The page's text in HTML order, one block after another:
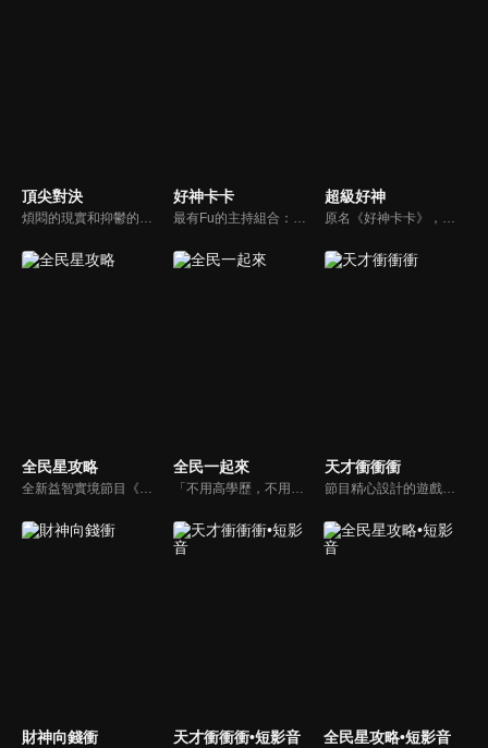
頂尖對決
煩悶的現實和抑鬱的社會，你需要的就是笑、大聲笑、開口笑，《頂尖對決》就要你笑到落ㄟ骸，最具綜藝實力的庹宗康，和喜感十足的納豆各自領軍對抗，藝人搞笑pk笑果十足，《頂尖對決》讓你忘掉一週煩惱！
好神卡卡
最有Fu的主持組合：「A咖天王」徐乃麟+「好神天心」朱芯儀+「真理大學校花」洪棠+「台大獸醫碩士」LYDIA。遊戲的層層關卡，來賓必須要和主持人比反應，比記憶，比機智，比膽識，幸運女神的眷顧與遠離永遠都是個未知數！
超級好神
原名《好神卡卡》，後改名為《超級好神》，是一檔益智類綜藝節目，由「A咖天王」徐乃麟搭配黃鐙輝主持。「好神智慧王」、「好神記憶王」、「誰是爆點王」、「好神送好禮」四個單元，讓來賓一較高下。比反應，比記憶，比機智，比膽識，幸運女神的眷顧與遠離永遠都是個未知數！
全民星攻略
全新益智實境節目《全民星攻略》，由館長曾國城擔任把關者，考驗著每個來挑戰九宮格益智遊戲藝人明星。想要攻略九宮格關卡，透過創意聯想、邏輯推理、理想分析，才有機會獲取智慧星幣，帶走夢幻大獎。
全民一起來
「不用高學歷，不用會答題，全民一起來，獎金拿不完！」《全民一起來》是一檔結合手機遊戲的大型現場直播益智節目，「記憶、觀察、反應、平衡、敏捷...」，多道關卡考驗挑戰者的多元智能及體能，見證藝人明星各項不可思議的挑戰。
天才衝衝衝
節目精心設計的遊戲內容，包括深受觀眾喜愛並且火紅於各大專院校的【TEMPO系列】，考驗藝人用肢體表達能力以及聯想能力的【你是WORD演】、【會演是英雄】，考驗英文程度的【EAR傳耳ABC】，超簡單、超爆笑的【看你怎麼說】，以及考驗藝人反應、機智以及隊友默契的【不可能的默契】等單元，逗趣又爆笑！
財神向錢衝 天才衝衝衝•短影音 全民星攻略•短影音